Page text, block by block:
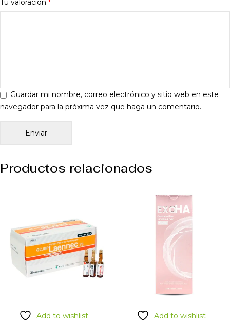
Tu valoración *
Guardar mi nombre, correo electrónico y sitio web en este
navegador para la próxima vez que haga un comentario.
Productos relacionados
Add to wishlist
Add to wishlist